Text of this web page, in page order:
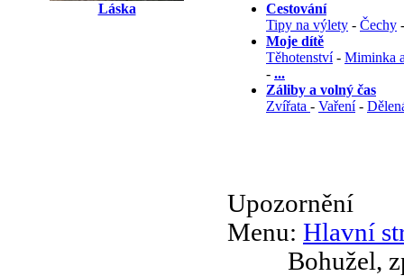
Láska
Cestování
Tipy na výlety - Čechy
Moje dítě
Těhotenství- Miminka
- ...
Záliby a volný čas
Zvířata - Vaření-
Upozornění
Menu: Hlavní
Bohužel,